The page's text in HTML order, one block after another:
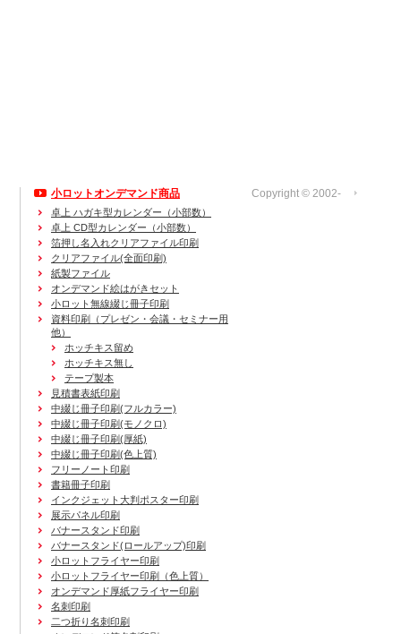
小ロットオンデマンド商品
卓上 ハガキ型カレンダー（小部数）
卓上 CD型カレンダー（小部数）
箔押し名入れクリアファイル印刷
クリアファイル(全面印刷)
紙製ファイル
オンデマンド絵はがきセット
小ロット無線綴じ冊子印刷
資料印刷
（プレゼン・会議・セミナー用
他）
ホッチキス留め
ホッチキス無し
テープ製本
見積書表紙印刷
中綴じ冊子印刷(フルカラー)
中綴じ冊子印刷(モノクロ)
中綴じ冊子印刷(厚紙)
中綴じ冊子印刷(色上質)
フリーノート印刷
書籍冊子印刷
インクジェット大判ポスター印刷
展示パネル印刷
バナースタンド印刷
バナースタンド(ロールアップ)印刷
小ロットフライヤー印刷
小ロットフライヤー印刷（色上質）
オンデマンド厚紙フライヤー印刷
名刺印刷
二つ折り名刺印刷
Copyright © 2002-